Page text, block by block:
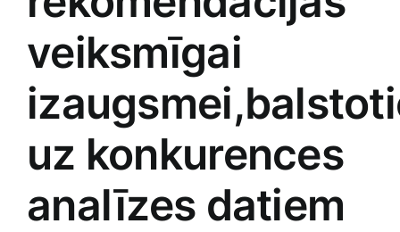
veiksmīgai
uz konkurences
analīzes datiem